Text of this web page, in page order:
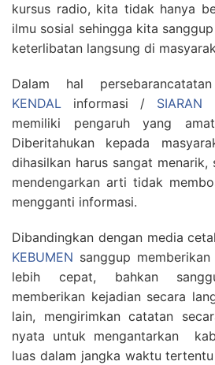
kursus radio, kita tidak hanya
ilmu sosial sehingga kita
keterlibatan langsung di
Dalam hal
KENDAL informasi / SIARAN
memiliki pengaruh yang
Diberitahukan kepada
dihasilkan harus sangat menarik,
mendengarkan arti tidak
mengganti informasi.
Dibandingkan dengan media
KEBUMEN sanggup
lebih cepat, bahkan
memberikan kejadian secara
lain, mengirimkan catatan
nyata untuk mengantarkan
luas dalam jangka waktu